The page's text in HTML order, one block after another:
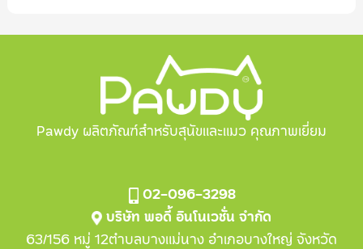
Pawdy ผลิตภัณฑ์สำหรับสุนัขและแมว คุณภาพเยี่ยม
02-096-3298
บริษัท พอดี้ อินโนเวชั่น จำกัด
63/156 หมู่ 12ตำบลบางแม่นาง อำเภอบางใหญ่ จังหวัด